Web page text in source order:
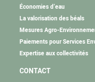
Économies d’eau
La valorisation des béals
Mesures Agro-
Paiements pour Services
Expertise aux collectivités
CONTACT